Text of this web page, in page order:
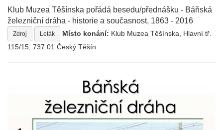
Klub Muzea Těšínska pořádá besedu/přednášku - Báňská
železniční dráha - historie a současnost, 1863 - 2016
Zdroj Leták Místo konání: Klub Muzea Těšínska, Hlavní tř.
115/15, 737 01 Český Těšín